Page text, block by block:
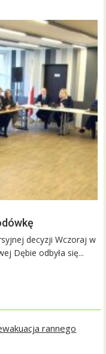
decyzji Wczoraj w
Dębie odbyła się...
rannego